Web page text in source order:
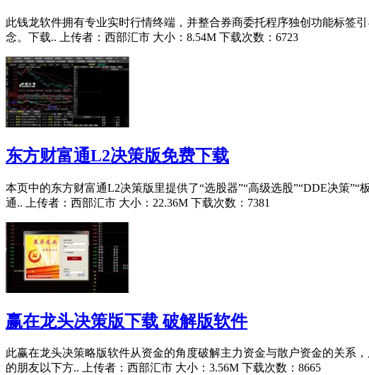
此钱龙软件拥有专业实时行情终端，并整合券商委托程序独创功能标签
念。下载..
上传者：西部汇市 大小：8.54M 下载次数：6723
东方财富通L2决策版免费下载
本页中的东方财富通L2决策版里提供了“选股器”“高级选股”“DDE决策
通..
上传者：西部汇市 大小：22.36M 下载次数：7381
赢在龙头决策版下载 破解版软件
此赢在龙头决策略版软件从资金的角度破解主力资金与散户资金的关系
的朋友以下方.. 上传者：西部汇市 大小：3.56M 下载次数：8665